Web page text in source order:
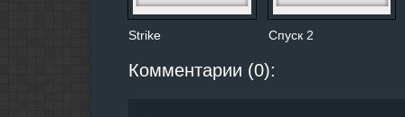
Strike Спуск 2
Комментарии (0):